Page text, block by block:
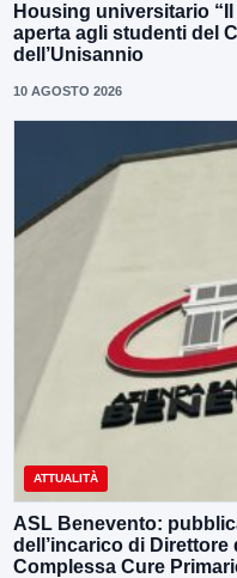
Housing universitario
aperta agli studenti del
dell’Unisannio
10 AGOSTO 2026
ATTUALITÀ
ASL Benevento:
dell’incarico di Direttore
Complessa Cure